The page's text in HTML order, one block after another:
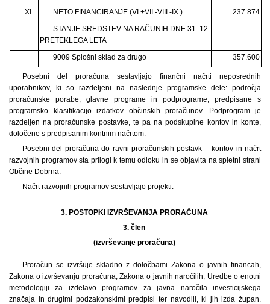
XI.
NETO FINANCIRANJE (VI.+VII.-VIII.-IX.)
237.874
STANJE SREDSTEV NA RAČUNIH DNE 31. 12.
PRETEKLEGA LETA
9009 Splošni sklad za drugo
357.600
Posebni del proračuna sestavljajo finančni načrti neposrednih
uporabnikov, ki so razdeljeni na naslednje programske dele: področja
proračunske porabe, glavne programe in podprograme, predpisane s
programsko klasifikacijo izdatkov občinskih proračunov. Podprogram je
razdeljen na proračunske postavke, te pa na podskupine kontov in konte,
določene s predpisanim kontnim načrtom.
Posebni del proračuna do ravni proračunskih postavk – kontov in načrt
razvojnih programov sta prilogi k temu odloku in se objavita na spletni strani
Občine Dobrna.
Načrt razvojnih programov sestavljajo projekti.
3. POSTOPKI IZVRŠEVANJA PRORAČUNA
3. člen
(izvrševanje proračuna)
Proračun se izvršuje skladno z določbami Zakona o javnih financah,
Zakona o izvrševanju proračuna, Zakona o javnih naročilih, Uredbe o enotni
metodologiji za izdelavo programov za javna naročila investicijskega
značaja in drugimi podzakonskimi predpisi ter navodili, ki jih izda župan.